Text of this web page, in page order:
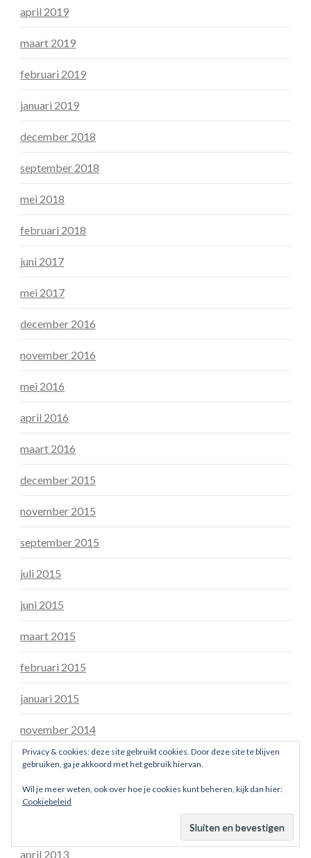
april 2019
maart 2019
februari 2019
januari 2019
december 2018
september 2018
mei 2018
februari 2018
juni 2017
mei 2017
december 2016
november 2016
mei 2016
april 2016
maart 2016
december 2015
november 2015
september 2015
juli 2015
juni 2015
maart 2015
februari 2015
januari 2015
november 2014
oktober 2014
september 2014
april 2013
Privacy & cookies: deze site gebruikt cookies. Door deze site te blijven
gebruiken, ga je akkoord met het gebruik hiervan.
Wil je meer weten, ook over hoe je cookies kunt beheren, kijk dan hier:
Cookiebeleid